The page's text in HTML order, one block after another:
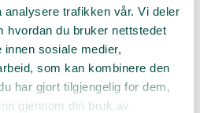
analysere trafikken vår. Vi deler
hvordan du bruker nettstedet
sosiale medier,
som kan kombinere den
har gjort tilgjengelig for dem,
gjennom din bruk av
farger som er mer egnet for
benytter gjenvunnet svart